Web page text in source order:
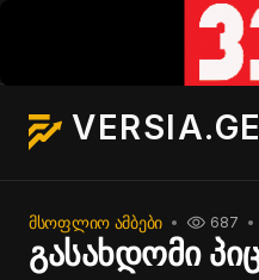
VERSIA.GE
ᲛᲡᲝᲤᲚᲘᲝ ᲐᲛᲑᲔᲑᲘ 687
გასახდომი